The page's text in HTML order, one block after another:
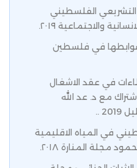
الفلسطيني
والاجتماعية ٢٠١٩.
وضوابطها في فلسطين
في عقد الاشغال
مع د. عد الله
..
في المياه الاقليمية
مجلة المنارة ٢٠١٨.